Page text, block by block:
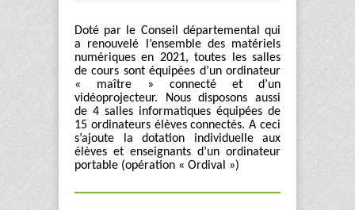
Doté par le Conseil départemental qui
a renouvelé l’ensemble des matériels
numériques en 2021, toutes les salles
de cours sont équipées d’un ordinateur
« maître » connecté et d’un
vidéoprojecteur. Nous disposons aussi
de 4 salles informatiques équipées de
15 ordinateurs élèves connectés. A ceci
s’ajoute la dotation individuelle aux
élèves et enseignants d’un ordinateur
portable (opération « Ordival »)